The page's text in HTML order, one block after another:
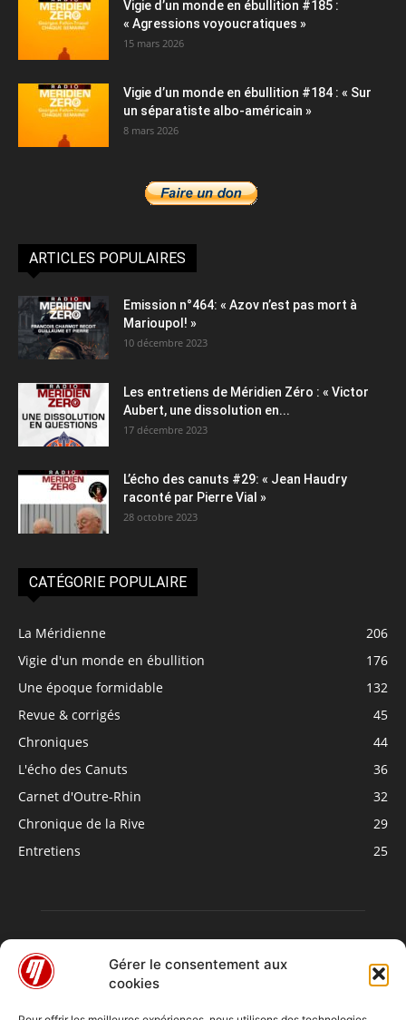
Gérer le consentement aux
cookies
Vigie d’un monde en ébullition #185 :
« Agressions voyoucratiques »
15 mars 2026
Vigie d’un monde en ébullition #184 : « Sur
un séparatiste albo-américain »
8 mars 2026
ARTICLES POPULAIRES
Emission n°464: « Azov n’est pas mort à
Marioupol! »
10 décembre 2023
Les entretiens de Méridien Zéro : « Victor
Aubert, une dissolution en...
17 décembre 2023
L’écho des canuts #29: « Jean Haudry
raconté par Pierre Vial »
28 octobre 2023
CATÉGORIE POPULAIRE
La Méridienne
206
Vigie d'un monde en ébullition
176
Une époque formidable
132
Revue & corrigés
45
Chroniques
44
L'écho des Canuts
36
Carnet d'Outre-Rhin
32
Chronique de la Rive
29
Entretiens
25